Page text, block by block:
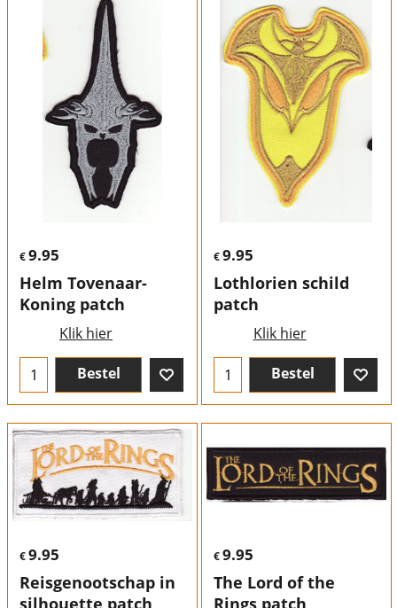
€9.95
Helm Tovenaar-
Koning patch
Klik hier
Bestel
€9.95
Lothlorien schild
patch
Klik hier
Bestel
€9.95
Reisgenootschap in
silhouette patch
€9.95
The Lord of the
Rings patch